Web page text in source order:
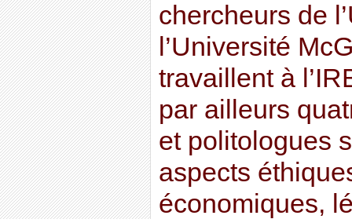
chercheurs de
l’Université
travaillent à
par ailleurs
et politologues
aspects
économiques,